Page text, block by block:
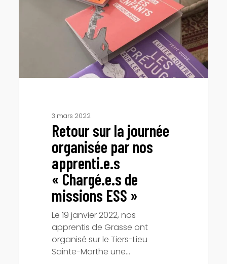
missions
3 mars 2022
Retour sur la journée
organisée par nos
apprenti.e.s
« Chargé.e.s de
missions ESS »
Le 19 janvier 2022, nos
apprentis de Grasse ont
organisé sur le Tiers-Lieu
Sainte-Marthe une…